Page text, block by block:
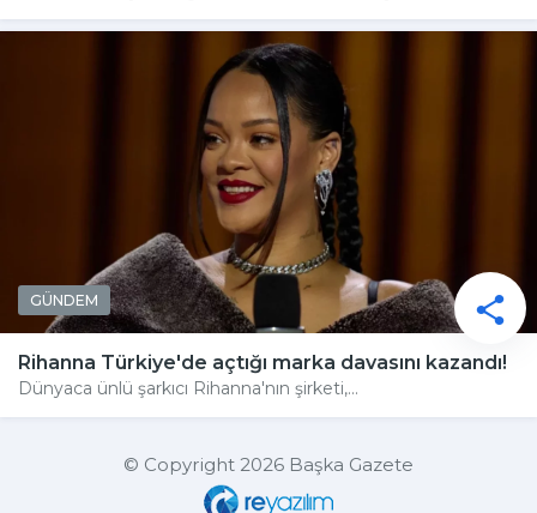
GÜNDEM
Rihanna Türkiye'de açtığı marka davasını kazandı!
Dünyaca ünlü şarkıcı Rihanna'nın şirketi,...
© Copyright 2026 Başka Gazete